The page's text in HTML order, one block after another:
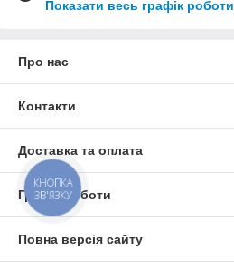
Показати весь графік роботи
Про нас
Контакти
Доставка та оплата
Графік роботи
Повна версія сайту
КНОПКА
ЗВ'ЯЗКУ